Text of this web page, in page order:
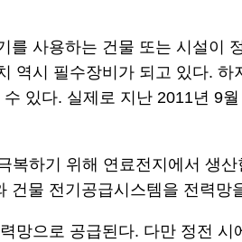
를 사용하는 건물 또는 시설이
역시 필수장비가 되고 있다.
있다. 실제로 지난 2011년 9
복하기 위해 연료전지에서 생
건물 전기공급시스템을 전력
망으로 공급된다. 다만 정전